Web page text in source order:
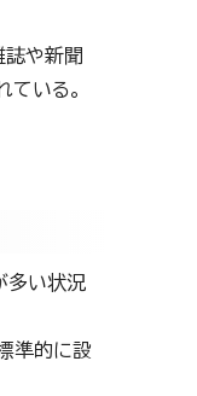
誌や新聞
いる。
多い状況
準的に設